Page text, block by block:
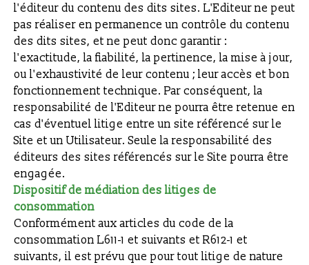
l'éditeur du contenu des dits sites. L'Editeur ne peut
pas réaliser en permanence un contrôle du contenu
des dits sites, et ne peut donc garantir :
l'exactitude, la fiabilité, la pertinence, la mise à jour,
ou l'exhaustivité de leur contenu ; leur accès et bon
fonctionnement technique. Par conséquent, la
responsabilité de l'Editeur ne pourra être retenue en
cas d'éventuel litige entre un site référencé sur le
Site et un Utilisateur. Seule la responsabilité des
éditeurs des sites référencés sur le Site pourra être
engagée.
Dispositif de médiation des litiges de
consommation
Conformément aux articles du code de la
consommation L611-1 et suivants et R612-1 et
suivants, il est prévu que pour tout litige de nature